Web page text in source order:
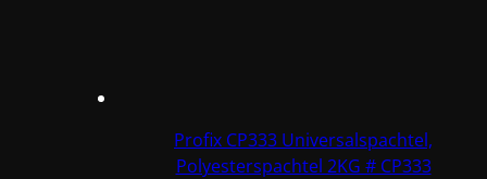
Profix CP333 Universalspachtel,
Polyesterspachtel 2KG # CP333